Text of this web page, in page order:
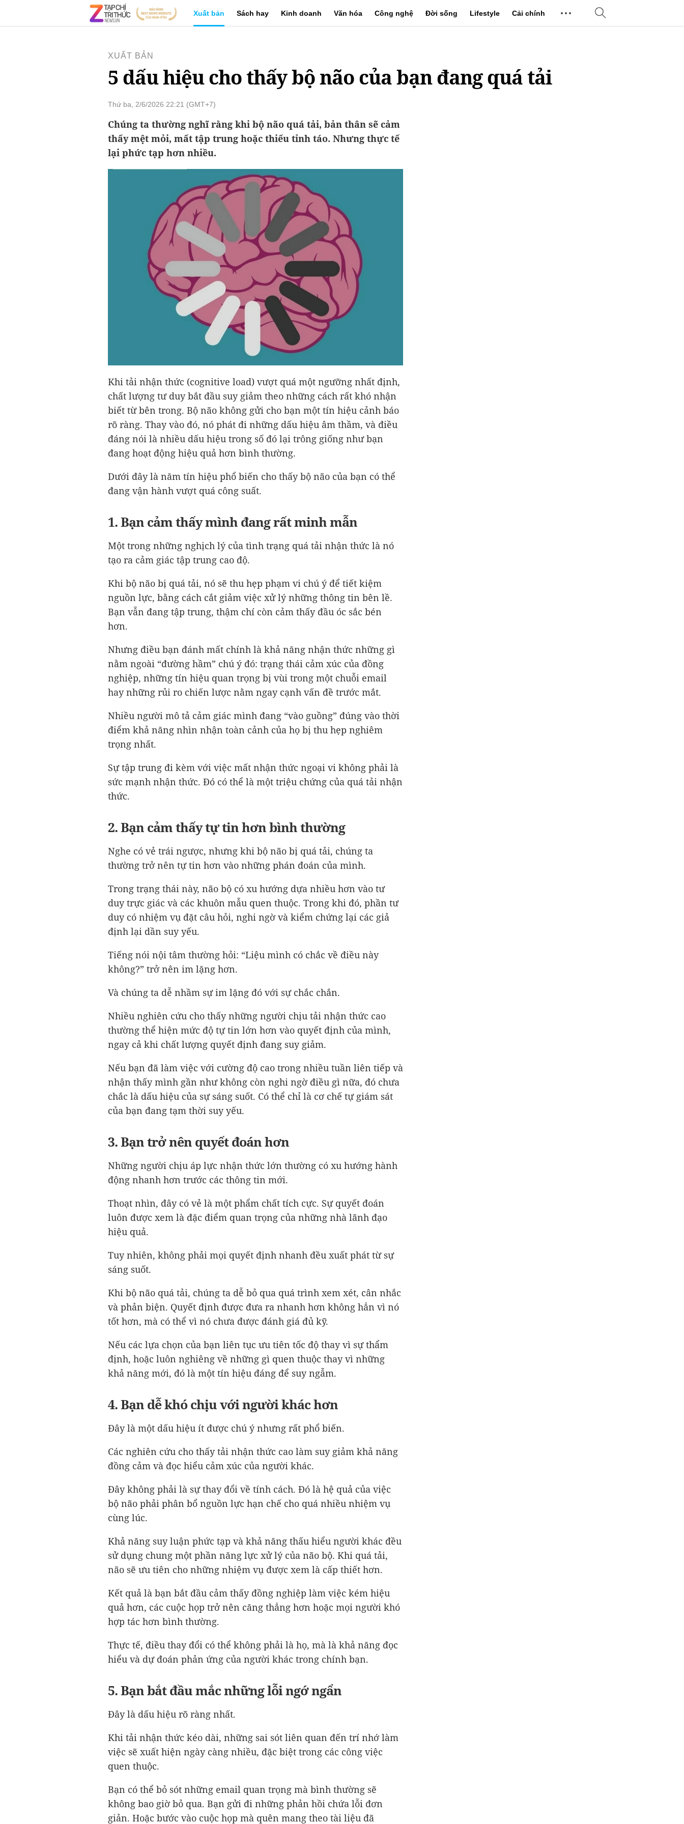
Xuất bản Sách hay Kinh doanh Văn hóa Công nghệ Đời sống Lifestyle Cải chính
XUẤT BẢN
5 dấu hiệu cho thấy bộ não của bạn đang quá tải
Thứ ba, 2/6/2026 22:21 (GMT+7)
Chúng ta thường nghĩ rằng khi bộ não quá tải, bản thân sẽ cảm
thấy mệt mỏi, mất tập trung hoặc thiếu tỉnh táo. Nhưng thực tế
lại phức tạp hơn nhiều.
Khi tải nhận thức (cognitive load) vượt quá một ngưỡng nhất định,
chất lượng tư duy bắt đầu suy giảm theo những cách rất khó nhận
biết từ bên trong. Bộ não không gửi cho bạn một tín hiệu cảnh báo
rõ ràng. Thay vào đó, nó phát đi những dấu hiệu âm thầm, và điều
đáng nói là nhiều dấu hiệu trong số đó lại trông giống như bạn
đang hoạt động hiệu quả hơn bình thường.
Dưới đây là năm tín hiệu phổ biến cho thấy bộ não của bạn có thể
đang vận hành vượt quá công suất.
1. Bạn cảm thấy mình đang rất minh mẫn
Một trong những nghịch lý của tình trạng quá tải nhận thức là nó
tạo ra cảm giác tập trung cao độ.
Khi bộ não bị quá tải, nó sẽ thu hẹp phạm vi chú ý để tiết kiệm
nguồn lực, bằng cách cắt giảm việc xử lý những thông tin bên lề.
Bạn vẫn đang tập trung, thậm chí còn cảm thấy đầu óc sắc bén
hơn.
Nhưng điều bạn đánh mất chính là khả năng nhận thức những gì
nằm ngoài “đường hầm” chú ý đó: trạng thái cảm xúc của đồng
nghiệp, những tín hiệu quan trọng bị vùi trong một chuỗi email
hay những rủi ro chiến lược nằm ngay cạnh vấn đề trước mắt.
Nhiều người mô tả cảm giác mình đang “vào guồng” đúng vào thời
điểm khả năng nhìn nhận toàn cảnh của họ bị thu hẹp nghiêm
trọng nhất.
Sự tập trung đi kèm với việc mất nhận thức ngoại vi không phải là
sức mạnh nhận thức. Đó có thể là một triệu chứng của quá tải nhận
thức.
2. Bạn cảm thấy tự tin hơn bình thường
Nghe có vẻ trái ngược, nhưng khi bộ não bị quá tải, chúng ta
thường trở nên tự tin hơn vào những phán đoán của mình.
Trong trạng thái này, não bộ có xu hướng dựa nhiều hơn vào tư
duy trực giác và các khuôn mẫu quen thuộc. Trong khi đó, phần tư
duy có nhiệm vụ đặt câu hỏi, nghi ngờ và kiểm chứng lại các giả
định lại dần suy yếu.
Tiếng nói nội tâm thường hỏi: “Liệu mình có chắc về điều này
không?” trở nên im lặng hơn.
Và chúng ta dễ nhầm sự im lặng đó với sự chắc chắn.
Nhiều nghiên cứu cho thấy những người chịu tải nhận thức cao
thường thể hiện mức độ tự tin lớn hơn vào quyết định của mình,
ngay cả khi chất lượng quyết định đang suy giảm.
Nếu bạn đã làm việc với cường độ cao trong nhiều tuần liên tiếp và
nhận thấy mình gần như không còn nghi ngờ điều gì nữa, đó chưa
chắc là dấu hiệu của sự sáng suốt. Có thể chỉ là cơ chế tự giám sát
của bạn đang tạm thời suy yếu.
3. Bạn trở nên quyết đoán hơn
Những người chịu áp lực nhận thức lớn thường có xu hướng hành
động nhanh hơn trước các thông tin mới.
Thoạt nhìn, đây có vẻ là một phẩm chất tích cực. Sự quyết đoán
luôn được xem là đặc điểm quan trọng của những nhà lãnh đạo
hiệu quả.
Tuy nhiên, không phải mọi quyết định nhanh đều xuất phát từ sự
sáng suốt.
Khi bộ não quá tải, chúng ta dễ bỏ qua quá trình xem xét, cân nhắc
và phản biện. Quyết định được đưa ra nhanh hơn không hẳn vì nó
tốt hơn, mà có thể vì nó chưa được đánh giá đủ kỹ.
Nếu các lựa chọn của bạn liên tục ưu tiên tốc độ thay vì sự thẩm
định, hoặc luôn nghiêng về những gì quen thuộc thay vì những
khả năng mới, đó là một tín hiệu đáng để suy ngẫm.
4. Bạn dễ khó chịu với người khác hơn
Đây là một dấu hiệu ít được chú ý nhưng rất phổ biến.
Các nghiên cứu cho thấy tải nhận thức cao làm suy giảm khả năng
đồng cảm và đọc hiểu cảm xúc của người khác.
Đây không phải là sự thay đổi về tính cách. Đó là hệ quả của việc
bộ não phải phân bổ nguồn lực hạn chế cho quá nhiều nhiệm vụ
cùng lúc.
Khả năng suy luận phức tạp và khả năng thấu hiểu người khác đều
sử dụng chung một phần năng lực xử lý của não bộ. Khi quá tải,
não sẽ ưu tiên cho những nhiệm vụ được xem là cấp thiết hơn.
Kết quả là bạn bắt đầu cảm thấy đồng nghiệp làm việc kém hiệu
quả hơn, các cuộc họp trở nên căng thẳng hơn hoặc mọi người khó
hợp tác hơn bình thường.
Thực tế, điều thay đổi có thể không phải là họ, mà là khả năng đọc
hiểu và dự đoán phản ứng của người khác trong chính bạn.
5. Bạn bắt đầu mắc những lỗi ngớ ngẩn
Đây là dấu hiệu rõ ràng nhất.
Khi tải nhận thức kéo dài, những sai sót liên quan đến trí nhớ làm
việc sẽ xuất hiện ngày càng nhiều, đặc biệt trong các công việc
quen thuộc.
Bạn có thể bỏ sót những email quan trọng mà bình thường sẽ
không bao giờ bỏ qua. Bạn gửi đi những phản hồi chứa lỗi đơn
giản. Hoặc bước vào cuộc họp mà quên mang theo tài liệu đã